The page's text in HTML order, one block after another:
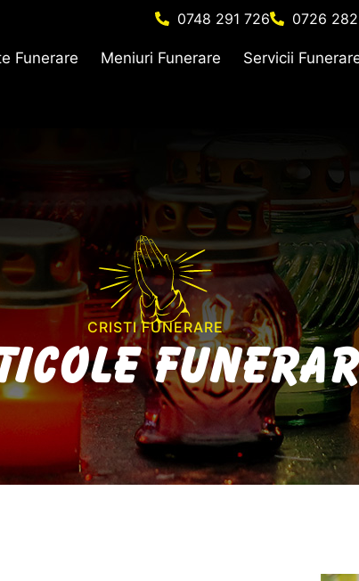
0748 291 726 0726
Funerare Meniuri Funerare Servicii
CRISTI FUNERARE